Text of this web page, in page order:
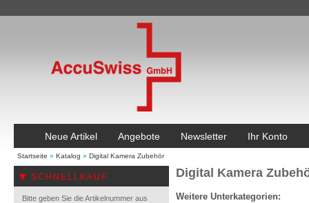
Neue Artikel Angebote Newsletter Ihr Konto
Startseite » Katalog » Digital Kamera Zubehör
SCHNELLKAUF
Bitte geben Sie die Artikelnummer aus
Digital Kamera
Weitere Unterkategorien: